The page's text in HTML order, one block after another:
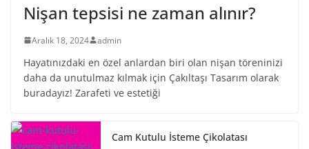
Nişan tepsisi ne zaman alınır?
Aralık 18, 2024 admin
Hayatınızdaki en özel anlardan biri olan nişan töreninizi
daha da unutulmaz kılmak için Çakıltaşı Tasarım olarak
buradayız! Zarafeti ve estetiği
Cam Kutulu İsteme Çikolatası